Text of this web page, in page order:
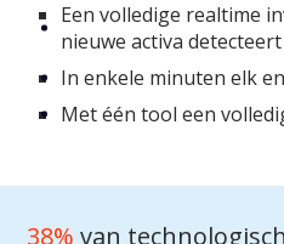
Een volledige realtime
nieuwe activa
In enkele minuten elk
Met één tool een
38% van